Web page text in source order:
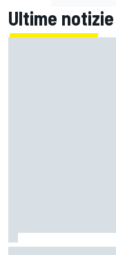
Ultime notizie